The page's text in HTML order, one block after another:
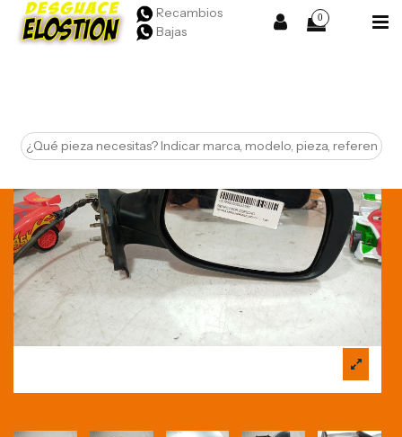
Recambios
Bajas
0